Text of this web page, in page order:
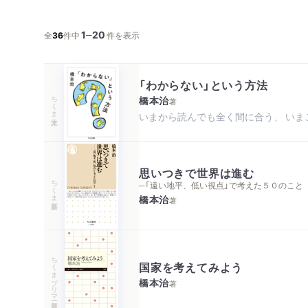
全36件中1─20件を表示
ちくま文庫
「わからない」という方法
橋本治著
いまから読んでも全く間に合う、 い
ちくま新書
思いつきで世界は進む
─「遠い地平、低い視点」で考えた５０のこと
橋本治著
ちくまプリマー新書 国家を考えてみよう
橋本治著